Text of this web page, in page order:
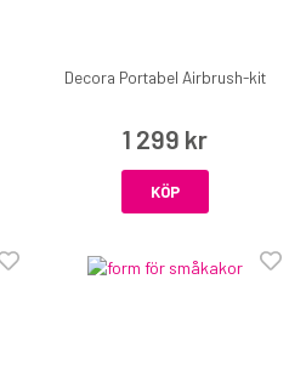
Decora Portabel Airbrush-kit
1 299 kr
KÖP